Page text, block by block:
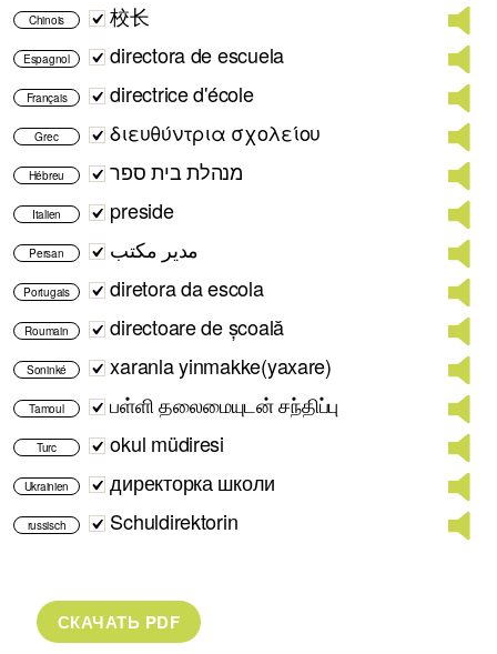
Chinois 校长
Espagnol directora de escuela
Français directrice d'école
Grec διευθύντρια σχολείου
Hébreu מנהלת בית ספר
Italien preside
Persan مدیر مکتب
Portugais diretora da escola
Roumain directoare de școală
Soninké xaranla yinmakke(yaxare)
Tamoul பள்ளி தலைமையுடன் சந்திப்பு
Turc okul müdiresi
Ukrainien директорка школи
russisch Schuldirektorin